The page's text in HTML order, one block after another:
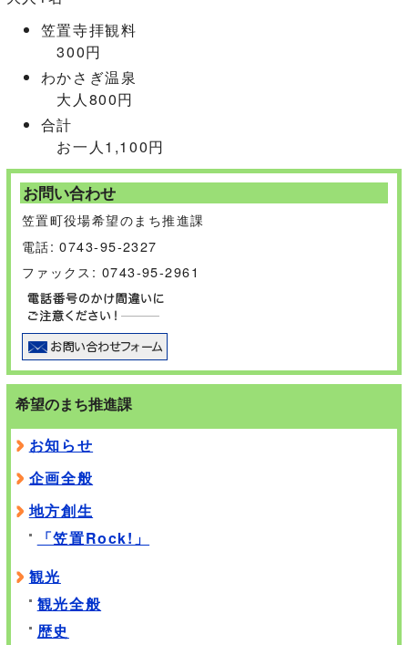
笠置寺拝観料
300円
わかさぎ温泉
大人800円
合計
お一人1,100円
お問い合わせ
笠置町役場希望のまち推進課
電話: 0743-95-2327
ファックス: 0743-95-2961
希望のまち推進課
お知らせ
企画全般
地方創生
「笠置Rock!」
観光
観光全般
歴史